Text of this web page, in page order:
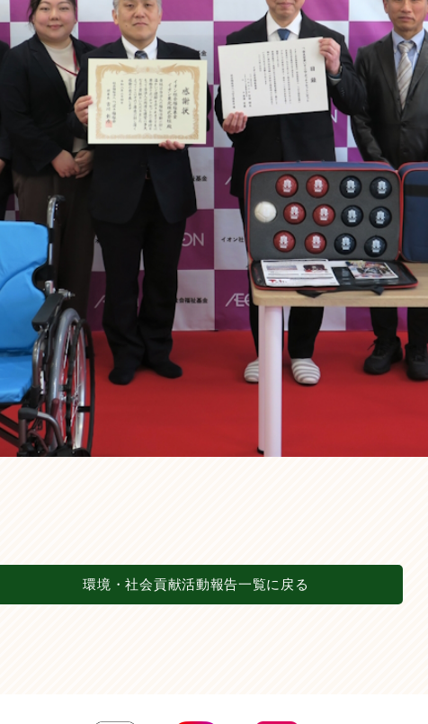
環境・社会貢献活動報告一覧に戻る